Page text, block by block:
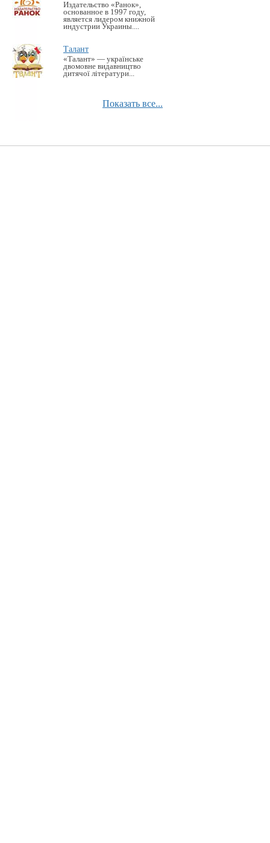
Издательство «Ранок»,
основанное в 1997 году,
является лидером книжной
индустрии Украины....
Талант
«Талант» — українське
двомовне видавництво
дитячої літератури...
Показать все...